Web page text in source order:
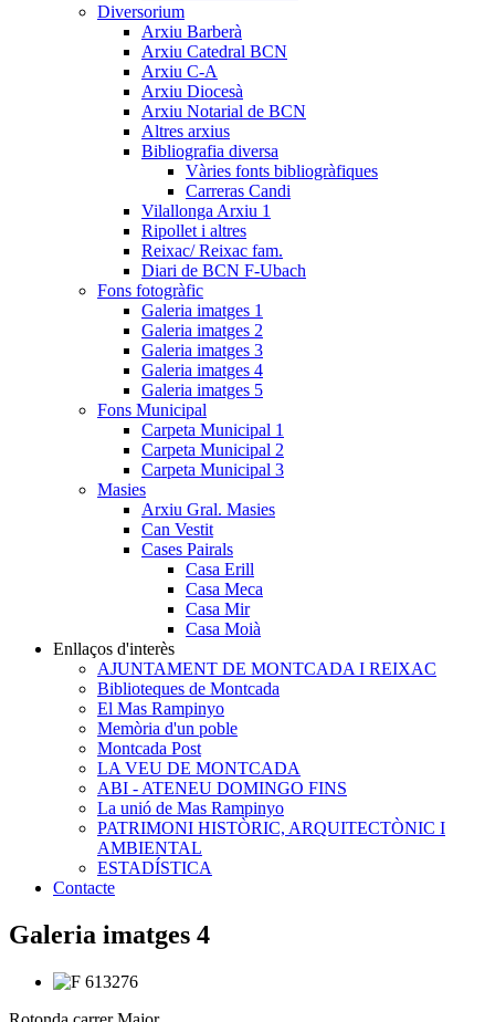
Diversorium
Arxiu Barberà
Arxiu Catedral BCN
Arxiu C-A
Arxiu Diocesà
Arxiu Notarial de BCN
Altres arxius
Bibliografia diversa
Vàries fonts bibliogràfiques
Carreras Candi
Vilallonga Arxiu 1
Ripollet i altres
Reixac/ Reixac fam.
Diari de BCN F-Ubach
Fons fotogràfic
Galeria imatges 1
Galeria imatges 2
Galeria imatges 3
Galeria imatges 4
Galeria imatges 5
Fons Municipal
Carpeta Municipal 1
Carpeta Municipal 2
Carpeta Municipal 3
Masies
Arxiu Gral. Masies
Can Vestit
Cases Pairals
Casa Erill
Casa Meca
Casa Mir
Casa Moià
Enllaços d'interès
AJUNTAMENT DE MONTCADA I REIXAC
Biblioteques de Montcada
El Mas Rampinyo
Memòria d'un poble
Montcada Post
LA VEU DE MONTCADA
ABI - ATENEU DOMINGO FINS
La unió de Mas Rampinyo
PATRIMONI HISTÒRIC, ARQUITECTÒNIC I
AMBIENTAL
ESTADÍSTICA
Contacte
Galeria imatges 4